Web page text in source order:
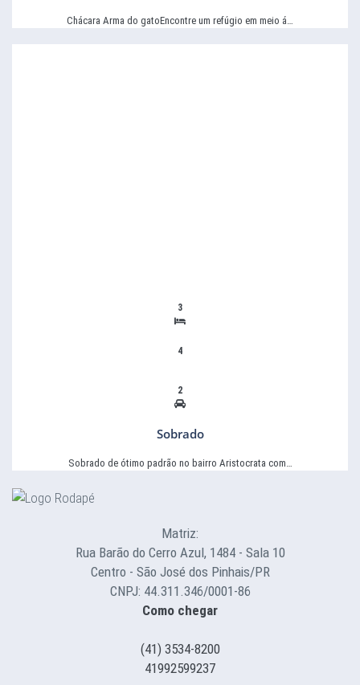
Chácara Arma do gatoEncontre um refúgio em meio á…
3
4
2
Sobrado
Sobrado de ótimo padrão no bairro Aristocrata com…
Matriz:
Rua Barão do Cerro Azul, 1484 - Sala 10
Centro - São José dos Pinhais/PR
CNPJ: 44.311.346/0001-86
Como chegar
(41) 3534-8200
41992599237